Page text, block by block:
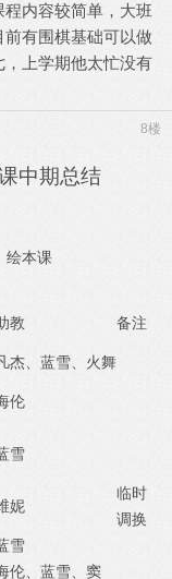
内容较简单，大班
有围棋基础可以做
上学期他太忙没有
8楼
中期总结
绘本课
教 备注
杰、蓝雪、火舞
伦
雪
妮
临时
调换
雪
伦、蓝雪、窦